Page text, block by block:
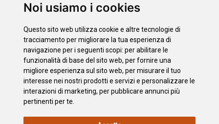
Noi usiamo i cookies
Questo sito web utilizza cookie e altre tecnologie di
tracciamento per migliorare la tua esperienza di
navigazione per i seguenti scopi: per abilitare le
funzionalità di base del sito web, per fornire una
migliore esperienza sul sito web, per misurare il tuo
interesse nei nostri prodotti e servizi e personalizzare le
interazioni di marketing, per pubblicare annunci più
pertinenti per te
Ruta de los Peregrinos
Scarica
El Pijaral
Monte de Aguirre